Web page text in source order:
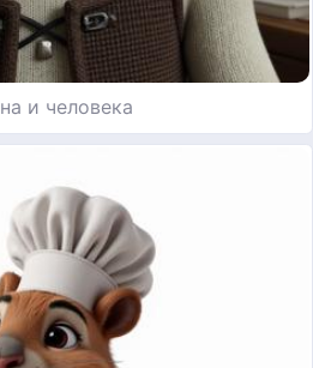
и человека